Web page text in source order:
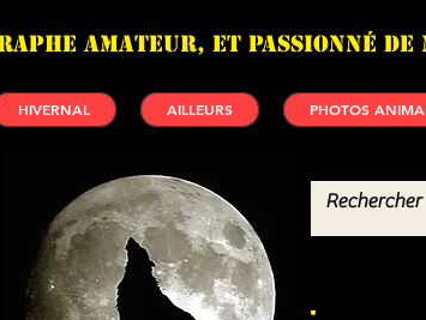
amateur, et passionné de
HIVERNAL AILLEURS PHOTOS